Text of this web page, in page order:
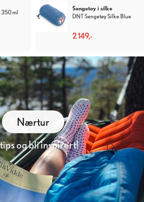
Lakenpose i silke
DNT Lakenpose Silke Red
1 299,-
Nærtur
og bli inspirert!